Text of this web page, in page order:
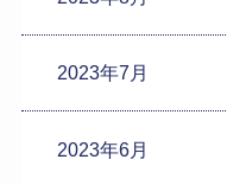
2023年7月
2023年6月